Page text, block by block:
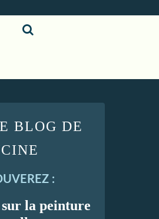
BLOG DE
:
la peinture